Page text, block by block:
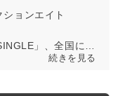
ョンエイト
」、全国に店
スポーツも無限に
する株式会社セク
続きを見る